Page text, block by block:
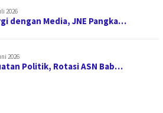
2026
dengan Media, JNE Pangka…
2026
Politik, Rotasi ASN Bab…